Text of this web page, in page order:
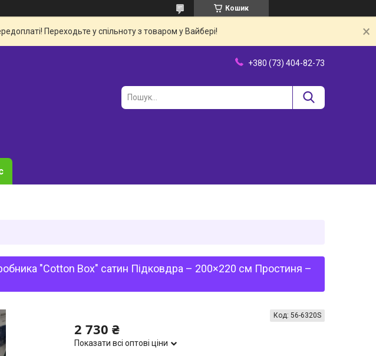
Кошик
Переходьте у спільноту з товаром у Вайбері!
+380 (73) 404-82-73
"Cotton Box" сатин Підковдра – 200×220 см Простиня –
2 730 ₴
Показати всі оптові ціни
Код: 56-6320S